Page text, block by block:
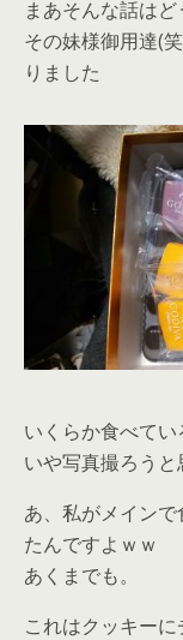
まあそんな話はど
その妹様御用達(
りました
いくらか食べて
いや写真撮ろうと
あ、私がメイン
たんですよｗｗ
あくまでも。
これはクッキーに